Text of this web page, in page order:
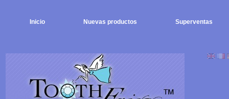
Inicio Nuevas productos Superventas